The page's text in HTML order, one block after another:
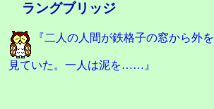
ラングブリッジ
『二人の人間が鉄格子の窓から外を
見ていた。一人は泥を……』